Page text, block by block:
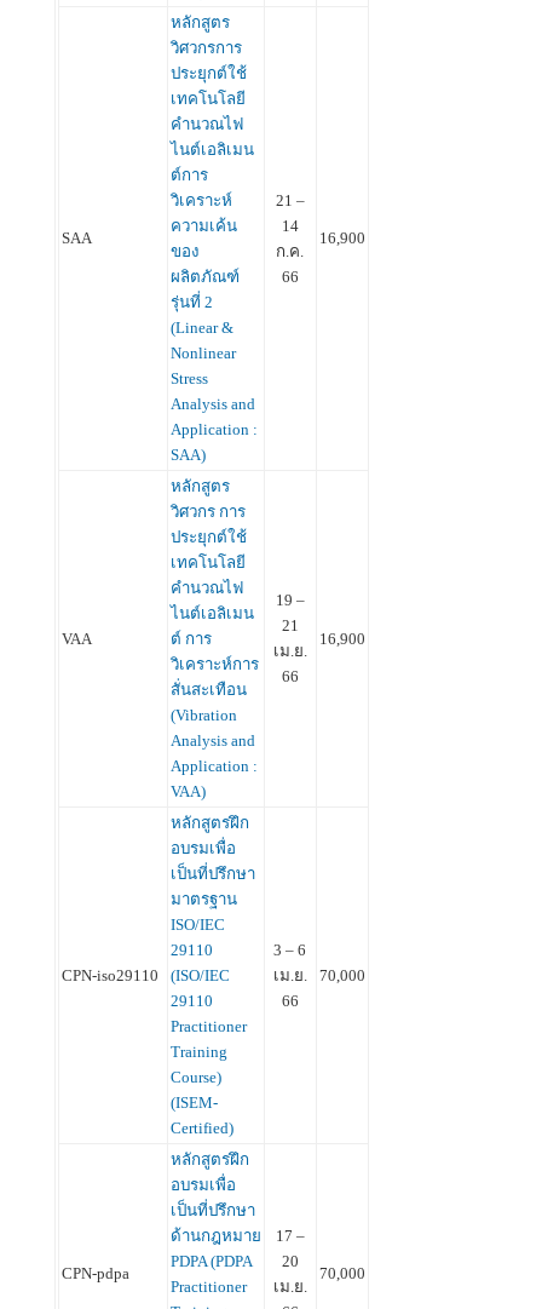
SAA
หลักสูตร
วิศวกรการ
ประยุกต์ใช้
เทคโนโลยี
คำนวณไฟ
ไนต์เอลิเมน
ต์การ
วิเคราะห์
ความเค้น
ของ
ผลิตภัณฑ์
รุ่นที่ 2
(Linear &
Nonlinear
Stress
Analysis and
Application :
SAA)
21 –
14
ก.ค.
66
16,900
VAA
หลักสูตร
วิศวกร การ
ประยุกต์ใช้
เทคโนโลยี
คำนวณไฟ
ไนต์เอลิเมน
ต์ การ
วิเคราะห์การ
สั่นสะเทือน
(Vibration
Analysis and
Application :
VAA)
19 –
21
เม.ย.
66
16,900
CPN-iso29110
หลักสูตรฝึก
อบรมเพื่อ
เป็นที่ปรึกษา
มาตรฐาน
ISO/IEC
29110
(ISO/IEC
29110
Practitioner
Training
Course)
(ISEM-
Certified)
3 – 6
เม.ย.
66
70,000
CPN-pdpa
หลักสูตรฝึก
อบรมเพื่อ
เป็นที่ปรึกษา
ด้านกฎหมาย
PDPA (PDPA
Practitioner
17 –
20
เม.ย.
70,000